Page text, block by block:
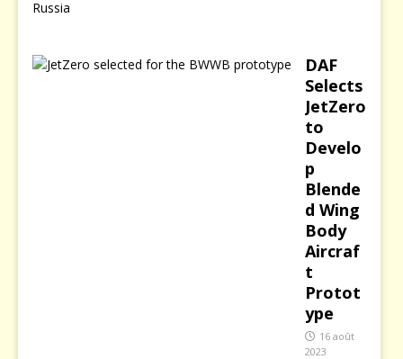
DAF
Selects
JetZero
to
Develo
p
Blende
d Wing
Body
Aircraf
t
Protot
ype
16 août
2023